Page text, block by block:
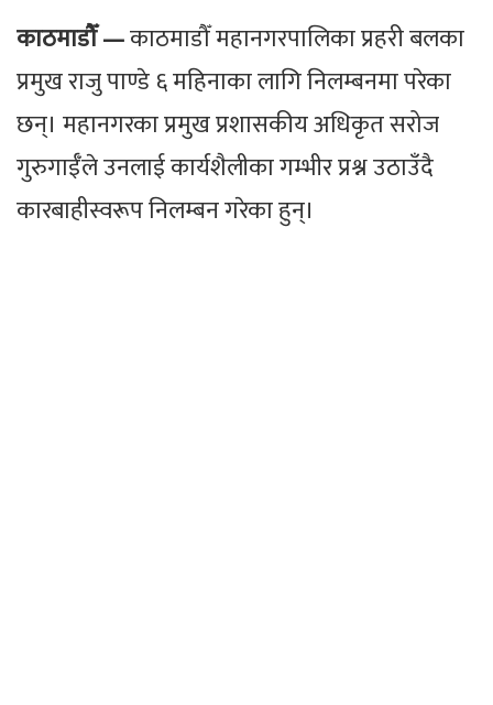
काठमाडौँ —काठमाडौँ महानगरपालिका प्रहरी बलका
प्रमुख राजु पाण्डे ६ महिनाका लागि निलम्बनमा परेका
छन्। महानगरका प्रमुख प्रशासकीय अधिकृत सरोज
गुरुगाईँले उनलाई कार्यशैलीका गम्भीर प्रश्न उठाउँदै
कारबाहीस्वरूप निलम्बन गरेका हुन्।